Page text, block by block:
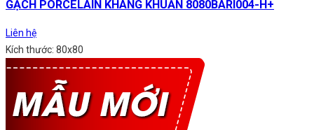
GẠCH PORCELAIN KHÁNG KHUẨN 8080BARI004-H+
Liên hệ
Kích thước: 80x80